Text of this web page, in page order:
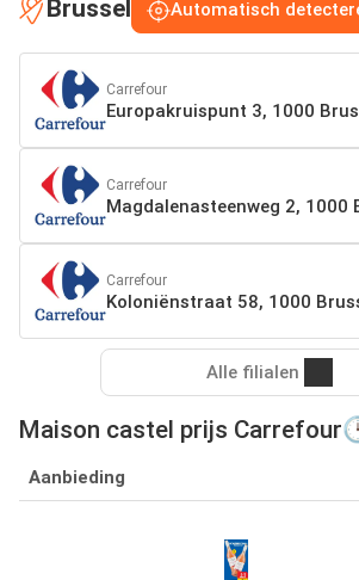
Brussel Automatisch
Carrefour
Europakruispunt 3, 1000
Carrefour
Magdalenasteenweg 2, 1000
Carrefour
Koloniënstraat 58, 1000
Alle filialen
Maison castel prijs
Aanbieding